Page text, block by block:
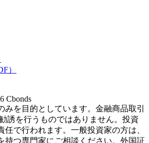
）
Cbonds
みを目的としています。金融商品取引
誘を行うものではありません。投資
任で行われます。一般投資家の方は、
持つ専門家にご相談ください。外国証